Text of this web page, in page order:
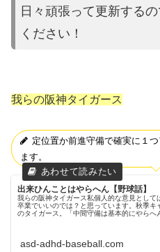
日々頑張って更新する
ください ！
我らの阪神タイガース
定位置か前進守備で確実に１
ます。
出来ひんことはやらへん【野球話】
我らの阪神タイガース私個人的な意見として
卒業でいいのでは？と思っています。秋季キ
のタイガース。「中間守備は基本的にやらへ
asd-adhd-baseball.com